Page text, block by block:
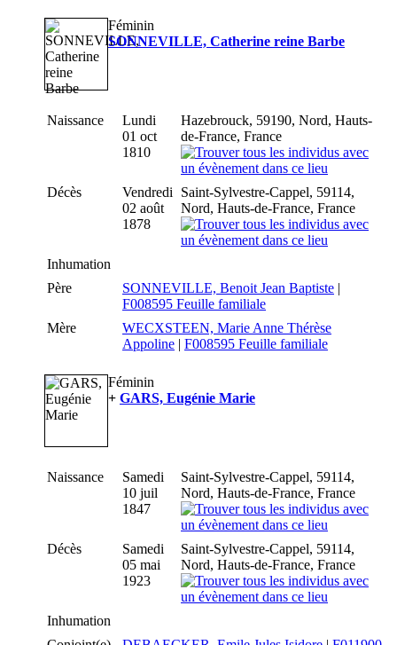
Féminin
SONNEVILLE, Catherine reine Barbe
Naissance
Lundi
01 oct
1810
Hazebrouck, 59190, Nord, Hauts-
de-France, France
Décès
Vendredi
02 août
1878
Saint-Sylvestre-Cappel, 59114,
Nord, Hauts-de-France, France
Inhumation
Père
SONNEVILLE, Benoit Jean Baptiste |
F008595 Feuille familiale
Mère
WECXSTEEN, Marie Anne Thérèse
Appoline | F008595 Feuille familiale
Féminin
+ GARS, Eugénie Marie
Naissance
Samedi
10 juil
1847
Saint-Sylvestre-Cappel, 59114,
Nord, Hauts-de-France, France
Décès
Samedi
05 mai
1923
Saint-Sylvestre-Cappel, 59114,
Nord, Hauts-de-France, France
Inhumation